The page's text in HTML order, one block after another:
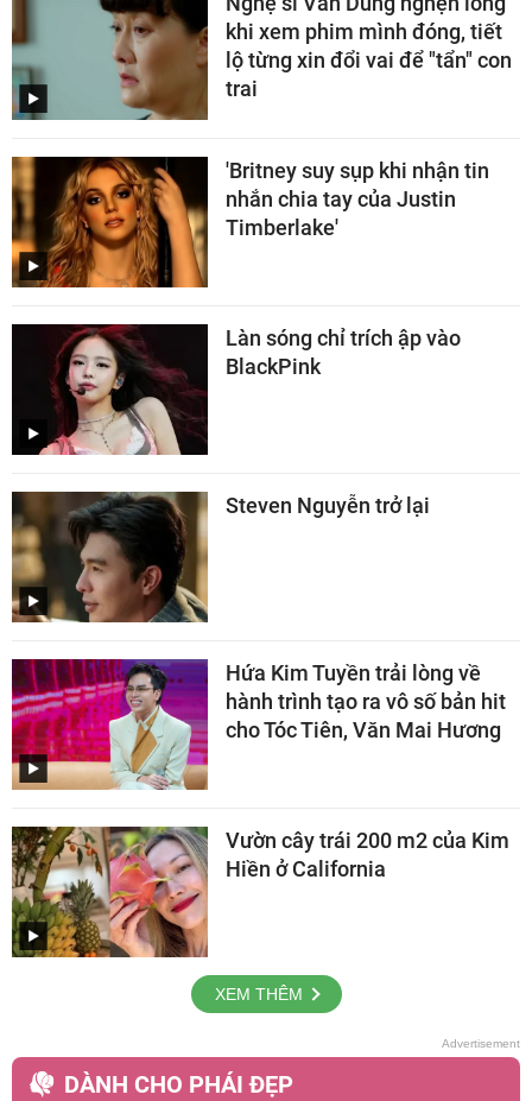
khi xem phim mình đóng, tiết
lộ từng xin đổi vai để "tẩn" con
trai
'Britney suy sụp khi nhận tin
nhắn chia tay của Justin
Timberlake'
Làn sóng chỉ trích ập vào
BlackPink
Steven Nguyễn trở lại
Hứa Kim Tuyền trải lòng về
hành trình tạo ra vô số bản hit
cho Tóc Tiên, Văn Mai Hương
Vườn cây trái 200 m2 của Kim
Hiền ở California
XEM THÊM
DÀNH CHO PHÁI ĐẸP